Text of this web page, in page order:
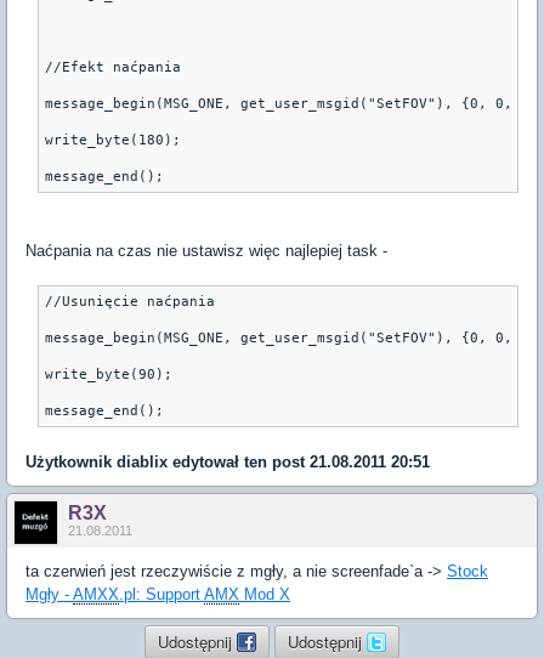
//Efekt naćpania
message_begin(MSG_ONE, get_user_msgid("SetFOV"), {0, 0,
write_byte(180);
Naćpania na czas nie ustawisz więc najlepiej task -
//Usunięcie naćpania
message_begin(MSG_ONE, get_user_msgid("SetFOV"), {0, 0,
write_byte(90);
Użytkownik diablix edytował ten post 21.08.2011 20:51
R3X
21.08.2011
ta czerwień jest rzeczywiście z mgły, a nie screenfade`a -> Stock
Mgły - AMXX.pl: Support AMX Mod X
Udostępnij Udostępnij